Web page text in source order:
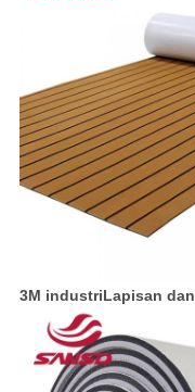
3M industriLapisan